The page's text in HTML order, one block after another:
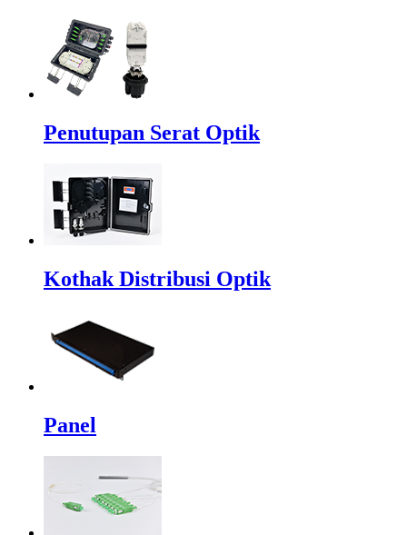
Penutupan Serat Optik
Kothak Distribusi Optik
Panel